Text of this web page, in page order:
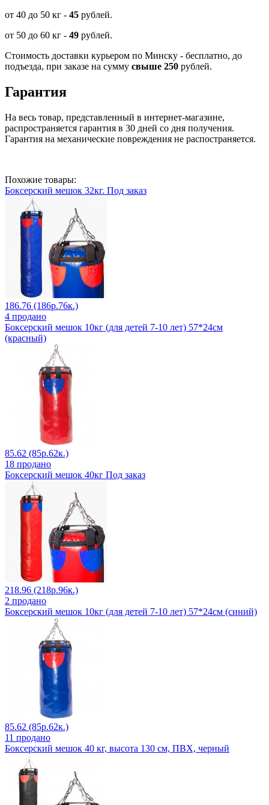
от 40 до 50 кг - 45 рублей.
от 50 до 60 кг - 49 рублей.
Стоимость доставки курьером по Минску - бесплатно, до
подъезда, при заказе на сумму свыше 250 рублей.
Гарантия
На весь товар, представленный в интернет-магазине,
распространяется гарантия в 30 дней со дня получения.
Гарантия на механические повреждения не распостраняется.
Похожие товары:
Боксерский мешок 32кг. Под заказ
186.76 (186р.76к.)
4 продано
Боксерский мешок 10кг (для детей 7-10 лет) 57*24см
(красный)
85.62 (85р.62к.)
18 продано
Боксерский мешок 40кг Под заказ
218.96 (218р.96к.)
2 продано
Боксерский мешок 10кг (для детей 7-10 лет) 57*24см (синий)
85.62 (85р.62к.)
11 продано
Боксерский мешок 40 кг, высота 130 см, ПВХ, черный